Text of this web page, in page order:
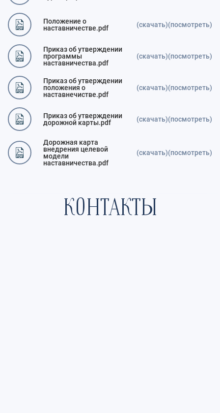
Положение о
наставничестве.pdf
(скачать)(посмотреть)
Приказ об утверждении
программы
наставничества.pdf
(скачать)(посмотреть)
Приказ об утверждении
положения о
наставнечистве.pdf
(скачать)(посмотреть)
Приказ об утверждении
дорожной карты.pdf
(скачать)(посмотреть)
Дорожная карта
внедрения целевой
модели
наставничества.pdf
(скачать)(посмотреть)
КОНТАКТЫ